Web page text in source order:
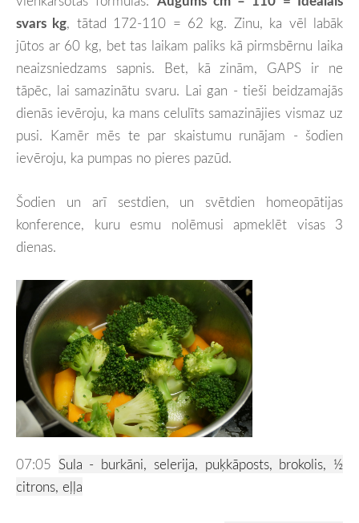
svars kg, tātad 172-110 = 62 kg. Zinu, ka vēl labāk
jūtos ar 60 kg, bet tas laikam paliks kā pirmsbērnu laika
neaizsniedzams sapnis. Bet, kā zinām, GAPS ir ne
tāpēc, lai samazinātu svaru. Lai gan - tieši beidzamajās
dienās ievēroju, ka mans celulīts samazinājies vismaz uz
pusi. Kamēr mēs te par skaistumu runājam - šodien
ievēroju, ka pumpas no pieres pazūd.
Šodien un arī sestdien, un svētdien homeopātijas
konference, kuru esmu nolēmusi apmeklēt visas 3
dienas.
07:05 Sula - burkāni, selerija, puķkāposts, brokolis, ½
citrons, eļļa